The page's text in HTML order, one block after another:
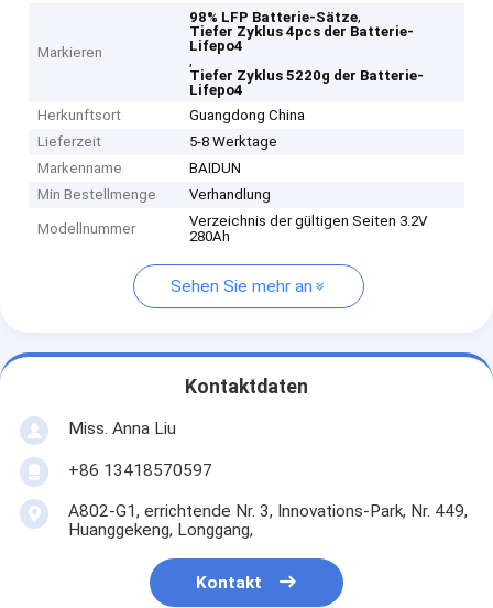
Markieren
98% LFP Batterie-Sätze,
Tiefer Zyklus 4pcs der Batterie-
Lifepo4
,
Tiefer Zyklus 5220g der Batterie-
Lifepo4
Herkunftsort
Guangdong China
Lieferzeit
5-8 Werktage
Markenname
BAIDUN
Min Bestellmenge
Verhandlung
Modellnummer
Verzeichnis der gültigen Seiten 3.2V
280Ah
Sehen Sie mehr an
Kontaktdaten
Miss. Anna Liu
+86 13418570597
A802-G1, errichtende Nr. 3, Innovations-Park, Nr. 449,
Huanggekeng, Longgang,
Kontakt